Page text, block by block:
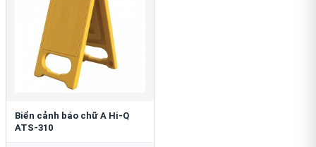
Biển cảnh báo chữ A Hi-Q
ATS-310